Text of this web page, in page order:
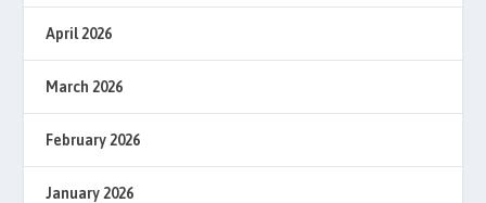
April 2026
March 2026
February 2026
January 2026